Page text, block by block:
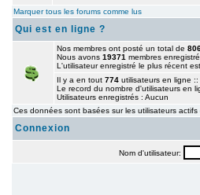
Marquer tous les forums comme lus
Qui est en ligne ?
Nos membres ont posté un total de
Nous avons 19371 membres
L'utilisateur enregistré le plus récent est
Il y a en tout 774 utilisateurs en ligne
Le record du nombre d'utilisateurs en
Utilisateurs enregistrés : Aucun
Ces données sont basées sur les utilisateurs
Connexion
Nom d'utilisateur: